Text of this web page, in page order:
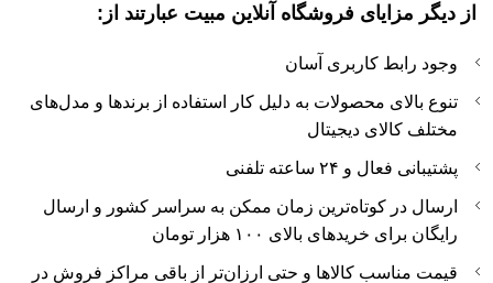
از دیگر مزایای فروشگاه آنلاین مبیت عبارتند از:
وجود رابط کاربری آسان
تنوع بالای محصولات به دلیل کار استفاده از برند‌ها و مدل‌های
مختلف کالای دیجیتال
پشتیبانی فعال و ۲۴ ساعته‌ تلفنی
ارسال در کوتاه‌ترین زمان ممکن به سراسر کشور و ارسال
رایگان برای خریدهای بالای ۱۰۰ هزار تومان
قیمت مناسب کالاها و حتی ارزان‌تر از باقی مراکز فروش در